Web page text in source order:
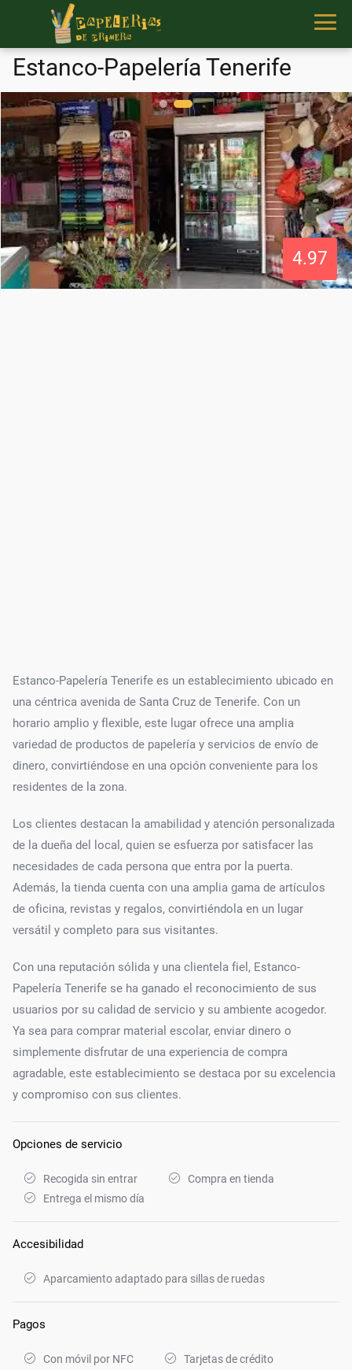
Estanco-Papelería Tenerife
4.97
Estanco-Papelería Tenerife es un establecimiento ubicado en
una céntrica avenida de Santa Cruz de Tenerife. Con un
horario amplio y flexible, este lugar ofrece una amplia
variedad de productos de papelería y servicios de envío de
dinero, convirtiéndose en una opción conveniente para los
residentes de la zona.
Los clientes destacan la amabilidad y atención personalizada
de la dueña del local, quien se esfuerza por satisfacer las
necesidades de cada persona que entra por la puerta.
Además, la tienda cuenta con una amplia gama de artículos
de oficina, revistas y regalos, convirtiéndola en un lugar
versátil y completo para sus visitantes.
Con una reputación sólida y una clientela fiel, Estanco-
Papelería Tenerife se ha ganado el reconocimiento de sus
usuarios por su calidad de servicio y su ambiente acogedor.
Ya sea para comprar material escolar, enviar dinero o
simplemente disfrutar de una experiencia de compra
agradable, este establecimiento se destaca por su excelencia
y compromiso con sus clientes.
Opciones de servicio
Recogida sin entrar
Compra en tienda
Entrega el mismo día
Accesibilidad
Aparcamiento adaptado para sillas de ruedas
Pagos
Con móvil por NFC
Tarjetas de crédito